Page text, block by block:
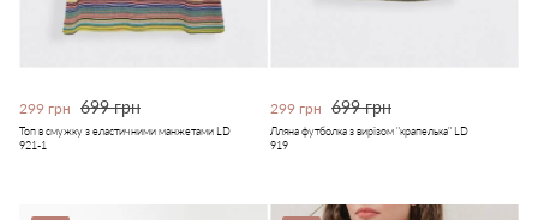
299 грн 699 грн
Топ в смужку з еластичними манжетами LD
921-1
299 грн 699 грн
Лляна футболка з вирізом "крапелька" LD
919